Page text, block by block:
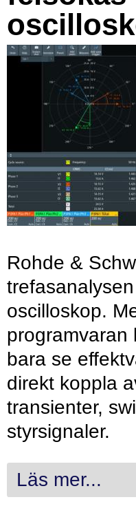
Rohde &
oscilloskop.
programvaran
bara se
direkt koppla
transienter,
styrsignaler.
Läs mer...